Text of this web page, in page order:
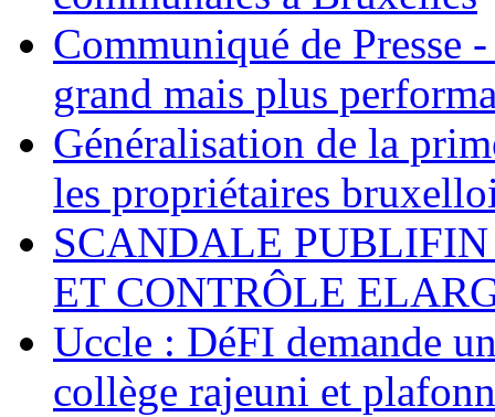
Communiqué de Presse
grand mais plus
Généralisation de la
les propriétaires
SCANDALE
ET CONTRÔLE
Uccle : DéFI demande
collège rajeuni et